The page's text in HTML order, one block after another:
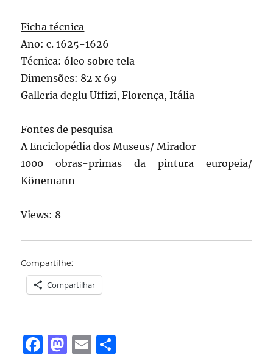
Ficha técnica
Ano: c. 1625-1626
Técnica: óleo sobre tela
Dimensões: 82 x 69
Galleria deglu Uffizi, Florença, Itália
Fontes de pesquisa
A Enciclopédia dos Museus/ Mirador
1000 obras-primas da pintura europeia/
Könemann
Views: 8
Compartilhe:
Compartilhar
F
M E